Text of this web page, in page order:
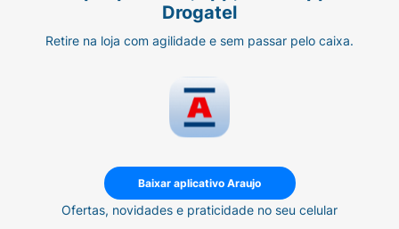
Drogatel
Retire na loja com agilidade e sem passar pelo caixa.
Baixar aplicativo Araujo
Ofertas, novidades e praticidade no seu celular